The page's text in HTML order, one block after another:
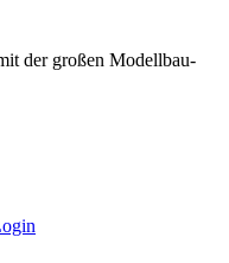
der großen Modellbau-